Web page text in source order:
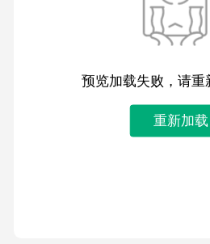
预览加载失败，请重
重新加载